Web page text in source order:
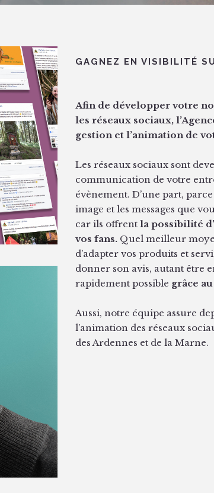
GAGNEZ EN VISIBILITÉ
Afin de développer votre
les réseaux sociaux,
gestion et l’animation de
Les réseaux sociaux sont
communication de votre
évènement. D’une part,
image et les messages que
car ils offrent la possibilité
vos fans. Quel meilleur
d’adapter vos produits et
donner son avis, autant être
rapidement possible grâce
Aussi, notre équipe assure
l’animation des réseaux
des Ardennes et de la Marne.